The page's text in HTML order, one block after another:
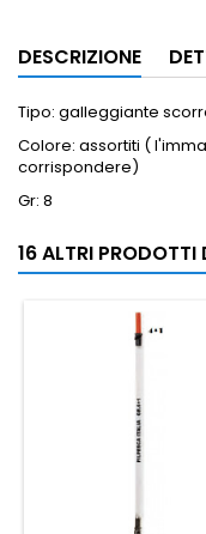
DESCRIZIONE
Tipo: galleggiante
Colore: assortiti (
corrispondere)
Gr: 8
16 ALTRI PRODOTTI